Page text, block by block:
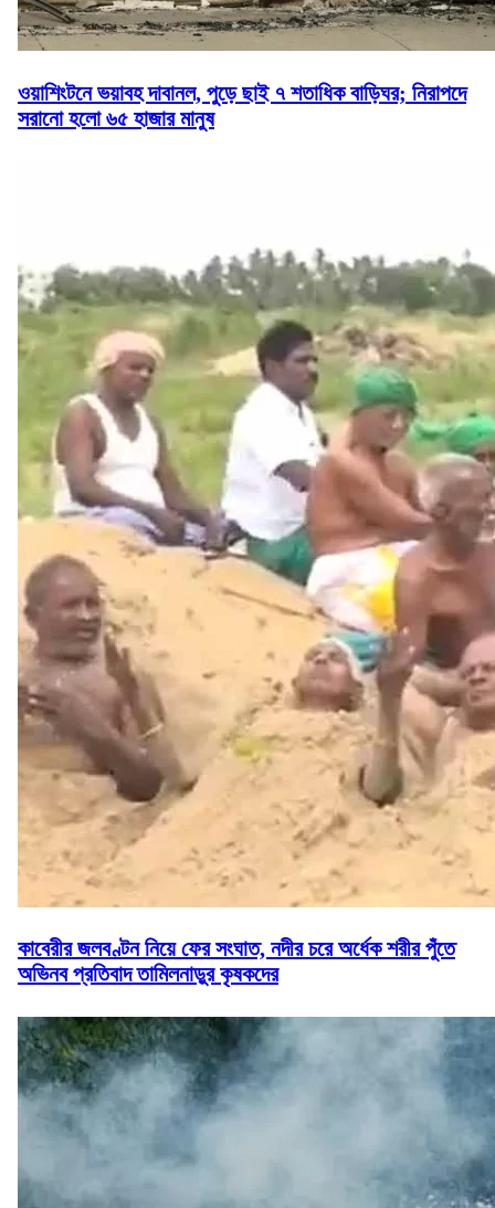
ওয়াশিংটনে ভয়াবহ দাবানল, পুড়ে ছাই ৭ শতাধিক বাড়িঘর; নিরাপদে
সরানো হলো ৬৫ হাজার মানুষ
কাবেরীর জলবণ্টন নিয়ে ফের সংঘাত, নদীর চরে অর্ধেক শরীর পুঁতে
অভিনব প্রতিবাদ তামিলনাড়ুর কৃষকদের